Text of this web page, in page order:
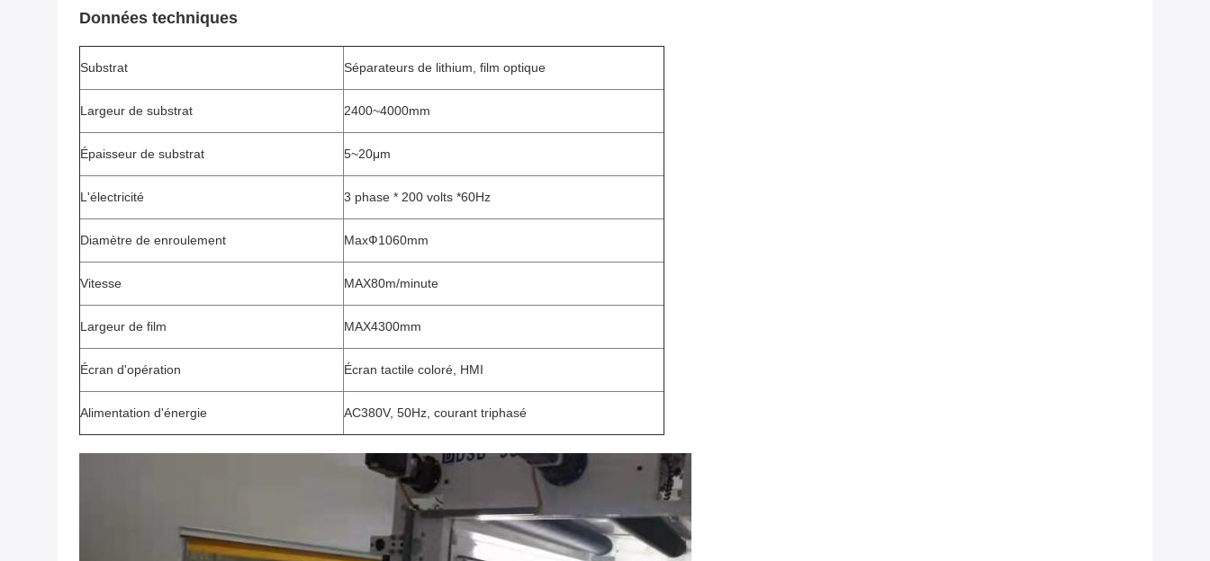
Données techniques
Substrat Séparateurs de lithium, film optique
Largeur de substrat 2400~4000mm
Épaisseur de substrat 5~20μm
L'électricité 3 phase * 200 volts *60Hz
Diamètre de enroulement MaxФ1060mm
Vitesse MAX80m/minute
Largeur de film MAX4300mm
Écran d'opération Écran tactile coloré, HMI
Alimentation d'énergie AC380V, 50Hz, courant triphasé